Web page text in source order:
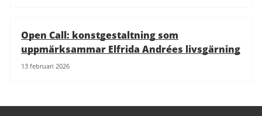
Open Call: konstgestaltning som
uppmärksammar Elfrida Andrées livsgärning
13 februari 2026